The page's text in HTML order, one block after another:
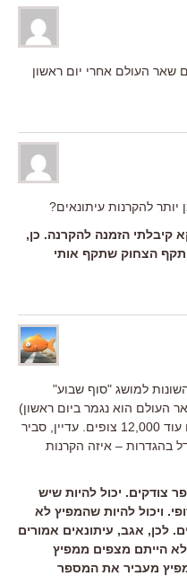
שאר העולם אחרי יום ראשון
להקרנות עיתונאים?
קיבלתי הזמנה להקרנה. כן,
הצחוק שתקף אותי
למושג "סוף שבוע"
העולם הוא נגמר ביום ראשון)
– אבל לא נראה סביר שביום חול הגיעו עוד 12,000 צופים. עדיין, סביר
בהגדרות – איזה הקרנות
צודקים. יכול להיות שיש
ויכול להיות שהמפיץ לא
לכן, אגב, עיתונאים אמורים
לא הייתם מצפים ממפיץ
מעביר את המספר